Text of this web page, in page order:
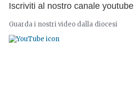
Iscriviti al nostro canale youtube
Guarda i nostri video dalla diocesi